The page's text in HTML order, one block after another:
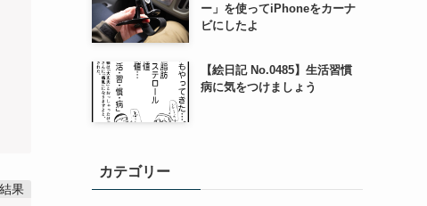
ー」を使ってiPhoneをカーナ
ビにしたよ
【絵日記 No.0485】生活習慣
病に気をつけましょう
カテゴリー